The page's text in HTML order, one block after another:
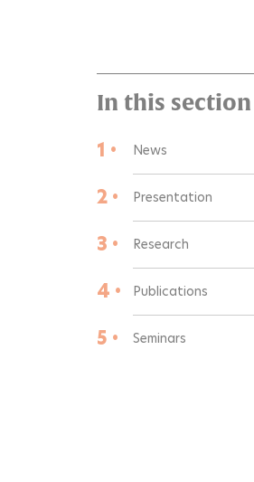
In this section
1 •
News
2 • Presentation
3 • Research
4 • Publications
5 • Seminars